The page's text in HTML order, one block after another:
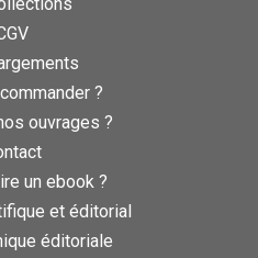
?
ouvrages ?
un ebook ?
et éditorial
éditoriale